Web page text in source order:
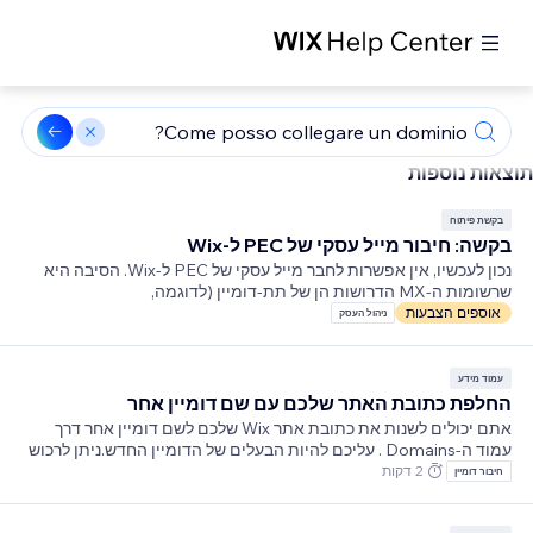
תוצאות נוספות
בקשת פיתוח
בקשה: חיבור מייל עסקי של PEC ל-Wix
נכון לעכשיו, אין אפשרות לחבר מייל עסקי של PEC ל-Wix. הסיבה היא
שרשומות ה-MX הדרושות הן של תת-דומיין (לדוגמה,
חיברתם אותו דרך שרתי שמות). הוסיפו את אותו הדומיין,
אוספים הצבעות ניהול העסק
עמוד מידע
החלפת כתובת האתר שלכם עם שם דומיין אחר
אתם יכולים לשנות את כתובת אתר Wix שלכם לשם דומיין אחר דרך
עמוד ה-Domains . עליכם להיות הבעלים של הדומיין החדש.ניתן לרכוש
חיבור דומיין 2 דקות